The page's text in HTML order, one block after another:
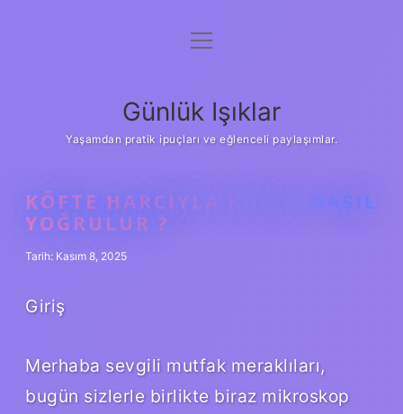
Anasayfa
Yasal Uyarı
menüyü
Günlük Işıklar
Yaşamdan pratik ipuçları ve eğlenceli paylaşımlar.
KÖFTE HARCIYLA KÖFTE NASIL
YOĞRULUR ?
Tarih: Kasım 8, 2025
Giriş
Merhaba sevgili mutfak meraklıları,
bugün sizlerle birlikte biraz mikroskop